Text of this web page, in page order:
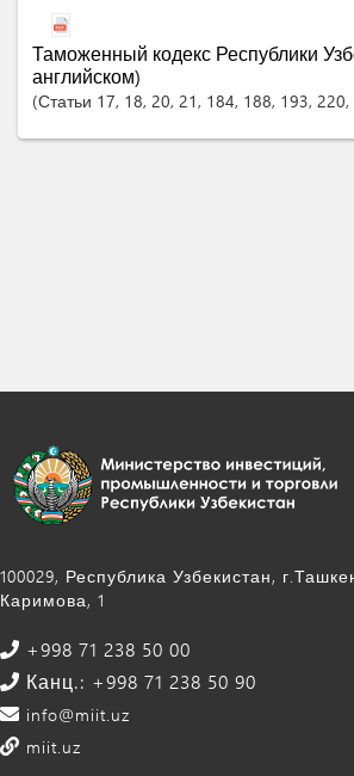
Таможенный кодекс Республики
английском)
Статьи 17, 18, 20, 21 , 184, 188, 193, 220
100029, Республика Узбекистан,
Каримова, 1
+998 71 238 50 00
Канц.: +998 71 238 50 90
info@miit.uz
miit.uz